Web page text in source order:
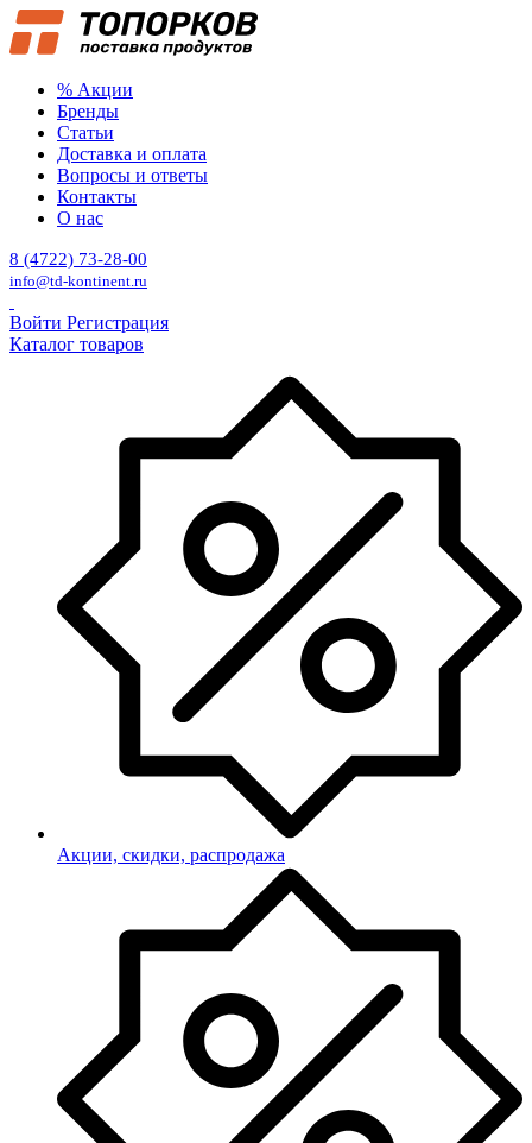
% Акции
Бренды
Статьи
Доставка и оплата
Вопросы и ответы
Контакты
О нас
8 (4722) 73-28-00
info@td-kontinent.ru
Войти Регистрация
Каталог товаров
Акции, скидки, распродажа